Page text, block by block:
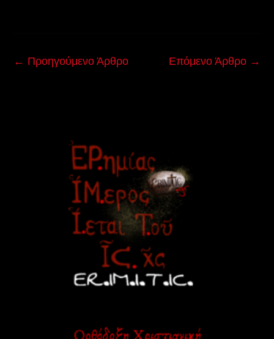
← Προηγούμενο Άρθρο Επόμενο Άρθρο →